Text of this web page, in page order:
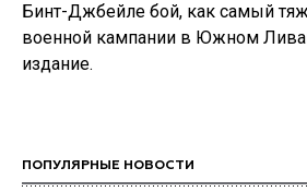
Бинт-Джбейле бой, как самый
военной кампании в Южном
издание.
ПОПУЛЯРНЫЕ НОВОСТИ